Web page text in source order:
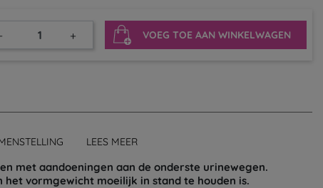
- + VOEG TOE AAN WINKELWAGEN
LEES MEER
met aandoeningen aan de onderste urinewegen.
vormgewicht moeilijk in stand te houden is.